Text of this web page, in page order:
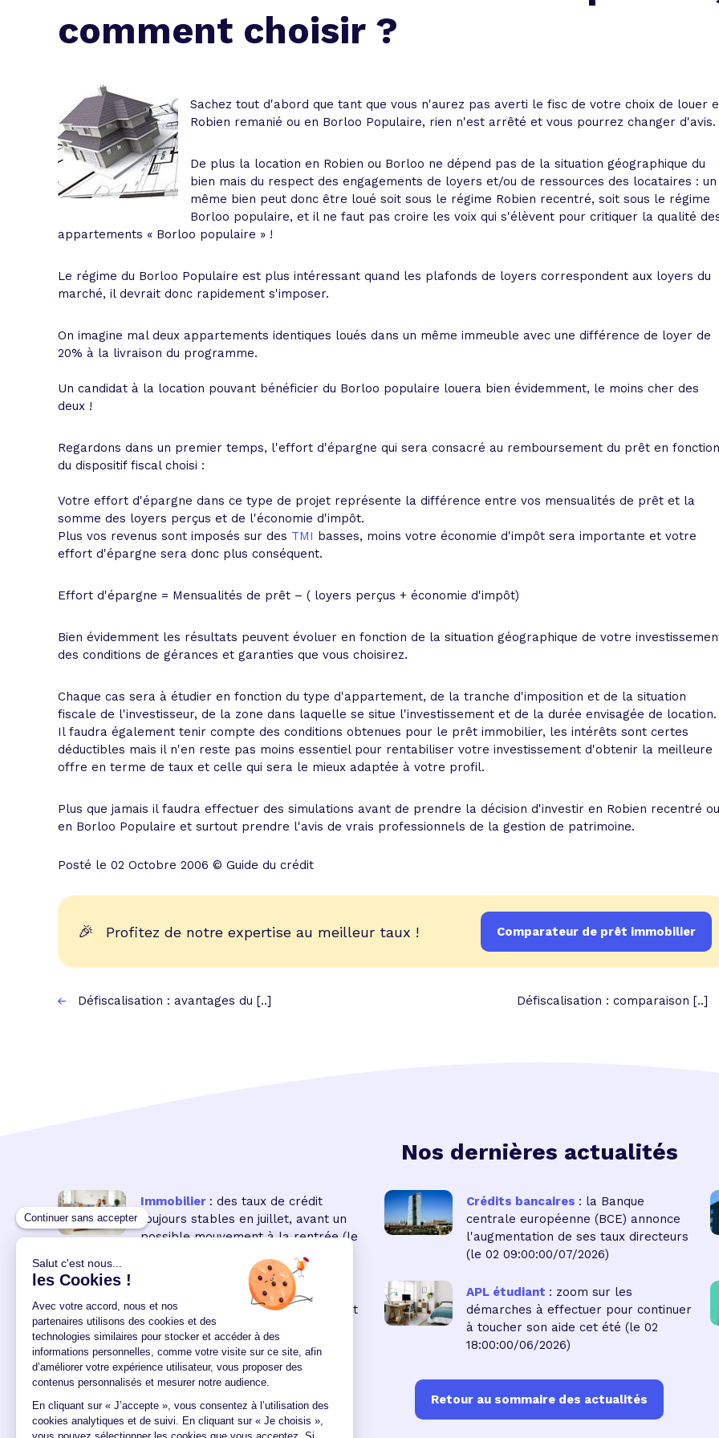
Tous les outils prêt immobilier
Toutes les simulations
Profitez de notre expertise au meilleur taux !
Toutes les simulations
comment choisir ?
Sachez tout d'abord que tant que vous n'aurez pas averti le fisc de votre choix de louer
Robien remanié ou en Borloo Populaire, rien n'est arrêté et vous pourrez changer d'avis.
De plus la location en Robien ou Borloo ne dépend pas de la situation géographique du
bien mais du respect des engagements de loyers et/ou de ressources des locataires : un
même bien peut donc être loué soit sous le régime Robien recentré, soit sous le régime
Borloo populaire, et il ne faut pas croire les voix qui s'élèvent pour critiquer la qualité
appartements « Borloo populaire » !
Le régime du Borloo Populaire est plus intéressant quand les plafonds de loyers correspondent aux loyers du
marché, il devrait donc rapidement s'imposer.
On imagine mal deux appartements identiques loués dans un même immeuble avec une différence de loyer de
20% à la livraison du programme.
Un candidat à la location pouvant bénéficier du Borloo populaire louera bien évidemment, le moins cher des
deux !
Regardons dans un premier temps, l'effort d'épargne qui sera consacré au remboursement du prêt en fonction
du dispositif fiscal choisi :
Votre effort d'épargne dans ce type de projet représente la différence entre vos mensualités de prêt et la
somme des loyers perçus et de l'économie d'impôt.
Plus vos revenus sont imposés sur des TMI basses, moins votre économie d'impôt sera importante et votre
effort d'épargne sera donc plus conséquent.
Effort d'épargne = Mensualités de prêt – ( loyers perçus + économie d'impôt)
Bien évidemment les résultats peuvent évoluer en fonction de la situation géographique de votre
des conditions de gérances et garanties que vous choisirez.
Chaque cas sera à étudier en fonction du type d'appartement, de la tranche d'imposition et de la situation
fiscale de l'investisseur, de la zone dans laquelle se situe l'investissement et de la durée envisagée de location.
Il faudra également tenir compte des conditions obtenues pour le prêt immobilier, les intérêts sont certes
déductibles mais il n'en reste pas moins essentiel pour rentabiliser votre investissement d'obtenir la meilleure
offre en terme de taux et celle qui sera le mieux adaptée à votre profil.
Plus que jamais il faudra effectuer des simulations avant de prendre la décision d'investir en Robien recentré ou
en Borloo Populaire et surtout prendre l'avis de vrais professionnels de la gestion de patrimoine.
Posté le 02 Octobre 2006 © Guide du crédit
🎉 Profitez de notre expertise au meilleur taux ! Comparateur de prêt immobilier
Défiscalisation : avantages du [..] Défiscalisation : comparaison [..]
Nos dernières actualités
Immobilier : des taux de crédit
toujours stables en juillet, avant un
possible mouvement à la rentrée (le
Crédits bancaires : la Banque
centrale européenne (BCE) annonce
l'augmentation de ses taux directeurs
(le 02 09:00:00/07/2026)
: la remontée des
taux réduit encore le pouvoir d'achat
des acquéreurs
12:00:00/06/2026)
APL étudiant : zoom sur les
démarches à effectuer pour continuer
à toucher son aide cet été (le 02
18:00:00/06/2026)
Retour au sommaire des actualités